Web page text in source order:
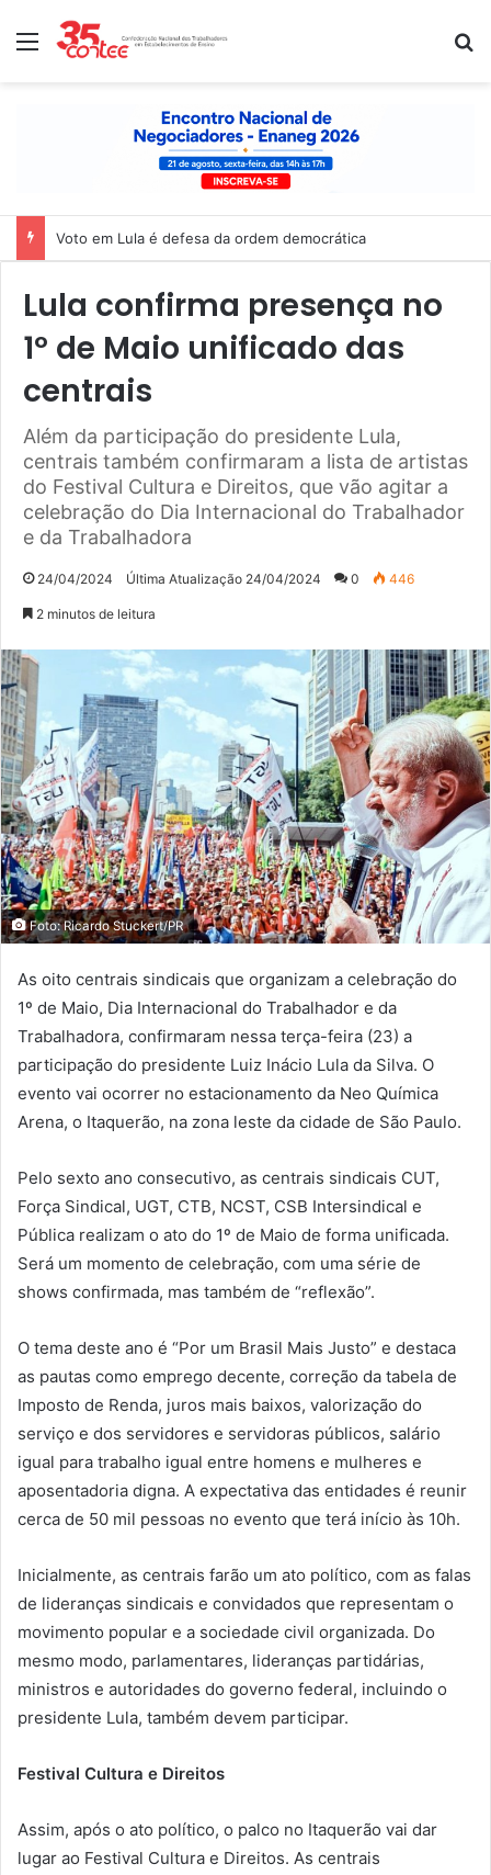
Menu
Voto em Lula é defesa da ordem democrática
Lula confirma presença no
1º de Maio unificado das
centrais
Além da participação do presidente Lula,
centrais também confirmaram a lista de artistas
do Festival Cultura e Direitos, que vão agitar a
celebração do Dia Internacional do Trabalhador
e da Trabalhadora
24/04/2024 Última Atualização 24/04/2024 0 446
2 minutos de leitura
Foto: Ricardo Stuckert/PR
As oito centrais sindicais que organizam a celebração do
1º de Maio, Dia Internacional do Trabalhador e da
Trabalhadora, confirmaram nessa terça-feira (23) a
participação do presidente Luiz Inácio Lula da Silva. O
evento vai ocorrer no estacionamento da Neo Química
Arena, o Itaquerão, na zona leste da cidade de São Paulo.
Pelo sexto ano consecutivo, as centrais sindicais CUT,
Força Sindical, UGT, CTB, NCST, CSB Intersindical e
Pública realizam o ato do 1º de Maio de forma unificada.
Será um momento de celebração, com uma série de
shows confirmada, mas também de “reflexão”.
O tema deste ano é “Por um Brasil Mais Justo” e destaca
as pautas como emprego decente, correção da tabela de
Imposto de Renda, juros mais baixos, valorização do
serviço e dos servidores e servidoras públicos, salário
igual para trabalho igual entre homens e mulheres e
aposentadoria digna. A expectativa das entidades é reunir
cerca de 50 mil pessoas no evento que terá início às 10h.
Inicialmente, as centrais farão um ato político, com as falas
de lideranças sindicais e convidados que representam o
movimento popular e a sociedade civil organizada. Do
mesmo modo, parlamentares, lideranças partidárias,
ministros e autoridades do governo federal, incluindo o
presidente Lula, também devem participar.
Festival Cultura e Direitos
Assim, após o ato político, o palco no Itaquerão vai dar
lugar ao Festival Cultura e Direitos. As centrais